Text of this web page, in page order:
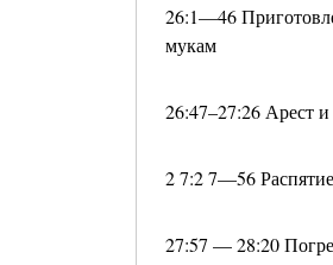
26:1—46
мукам
26:47–27:26 Арест
2 7:2 7—56
27:57 — 28:20